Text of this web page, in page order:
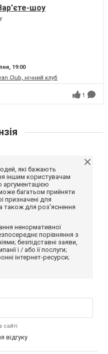
шоу
19:00
Club, нічний клуб
1
які бажають
іншим користувачам
багатьом прийняти
призначені для
також для роз'яснення
ненормативної
порівняння з
безпідставні заяви,
і / або її послуги;
інтернет-ресурси;
відгуку